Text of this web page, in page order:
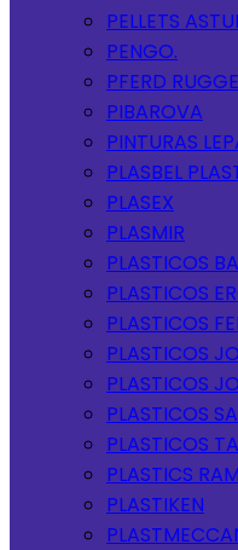
PELLETS
PENGO.
PFERD
PIBAROVA
PINTURAS
PLASBEL
PLASEX
PLASMIR
PLASTICOS
PLASTICOS
PLASTICOS
PLASTICOS
PLASTICOS
PLASTICOS
PLASTICOS
PLASTICS
PLASTIKEN